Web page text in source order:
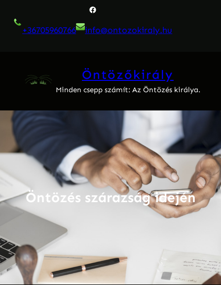
tartalomhoz
Facebook
+36705960766 info@ontozokiraly.hu
Öntözőkirály
Minden csepp számít: Az Öntözés királya.
Öntözés szárazság idején